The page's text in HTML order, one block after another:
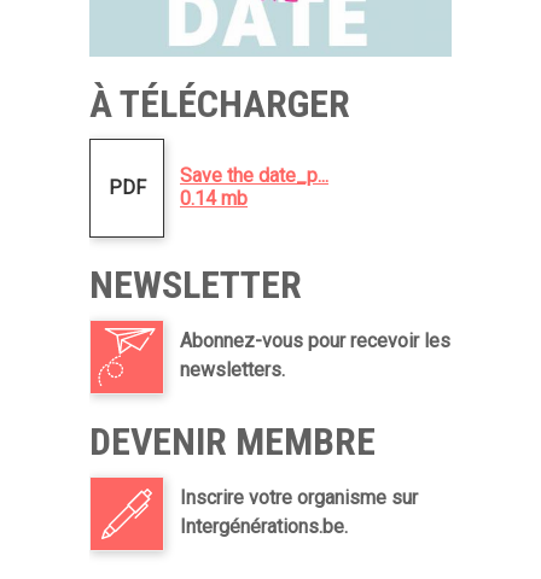
À TÉLÉCHARGER
PDF
Save the date_p...
0.14 mb
NEWSLETTER
Abonnez-vous pour recevoir les
newsletters.
DEVENIR MEMBRE
Inscrire votre organisme sur
Intergénérations.be.